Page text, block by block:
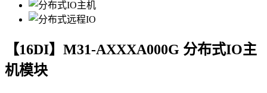
【16DI】M31-AXXXA000G 分布式IO主
机模块